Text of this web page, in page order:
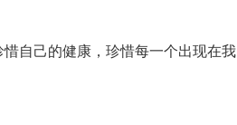
自己的健康，珍惜每一个出现在我